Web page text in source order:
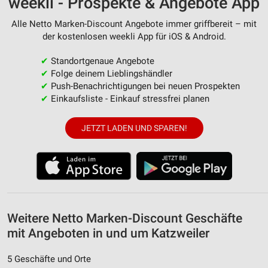
Alle Netto Marken-Discount Angebote immer griffbereit – mit
der kostenlosen weekli App für iOS & Android.
✔ Standortgenaue Angebote
✔ Folge deinem Lieblingshändler
✔ Push-Benachrichtigungen bei neuen Prospekten
✔ Einkaufsliste - Einkauf stressfrei planen
JETZT LADEN UND SPAREN!
Weitere Netto Marken-Discount Geschäfte
mit Angeboten in und um Katzweiler
5 Geschäfte und Orte
personalisierter Inhalte
Messung der Werbeleistung
Messung der Performance von Inhalten
Analyse von Zielgruppen durch Statistiken oder
Kombinationen von Daten aus verschiedenen
Entwicklung und Verbesserung der Angebote
Verwendung reduzierter Daten zur Auswahl von
Inhalten
Geräte anhand von aktiv angeforderten
Informationen identifizieren
Nicht-IAB-Verarbeitungszwecke: